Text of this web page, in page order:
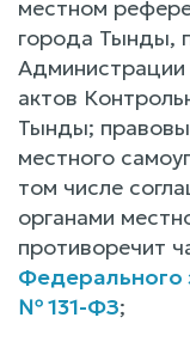
местном
города Тынды,
актов
Тынды;
местного
том числе
органами
противоречит
Федерального
№ 131-ФЗ;